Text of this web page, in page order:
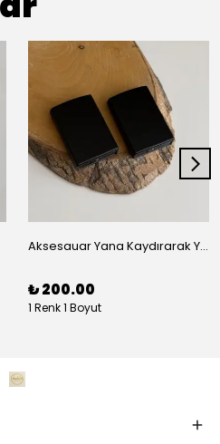
Aksesauar Yana Kaydırarak Yanmalı Kum Siyah Çakmak
₺ 200.00
1 Renk 1 Boyut